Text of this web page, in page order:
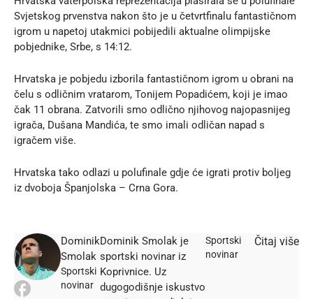
Svjetskog prvenstva nakon što je u četvrtfinalu fantastičnom
igrom u napetoj utakmici pobijedili aktualne olimpijske
pobjednike, Srbe, s 14:12.
Hrvatska je pobjedu izborila fantastičnom igrom u obrani na
čelu s odličnim vratarom, Tonijem Popadićem, koji je imao
čak 11 obrana. Zatvorili smo odlično njihovog najopasnijeg
igrača, Dušana Mandića, te smo imali odličan napad s
igračem više.
Hrvatska tako odlazi u polufinale gdje će igrati protiv boljeg
iz dvoboja Španjolska – Crna Gora.
Dominik
Smolak
Sportski
novinar
Dominik Smolak je
sportski novinar iz
Koprivnice. Uz
dugogodišnje iskustvo
Sportski
novinar
Čitaj više